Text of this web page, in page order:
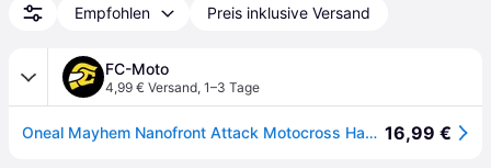
Empfohlen Preis inklusive Versand
FC-Moto
4,99 € Versand, 1–3 Tage
Oneal Mayhem Nanofront Attack Motocross Handschuhe 16,99 €